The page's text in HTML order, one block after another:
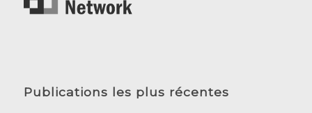
Publications les plus récentes